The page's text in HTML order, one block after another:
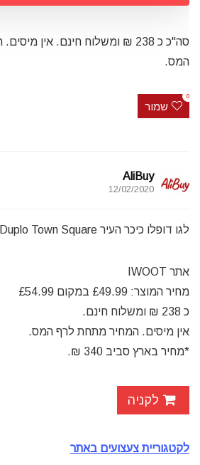
סה"כ כ 238 ₪ ומשלוח חינם. אין
המס.
שמור
0
AliBuy
12/02/2020
לגו דופלו כיכר העיר Lego Duplo Town Square דגם 10836
אתר IWOOT
מחיר המוצר: £49.99 במקום £54.99
כ 238 ₪ ומשלוח חינם.
אין מיסים. המחיר מתחת לרף המס.
*מחיר בארץ סביב 340 ₪.
לקניה
לקטגוריית צעצועים באתר